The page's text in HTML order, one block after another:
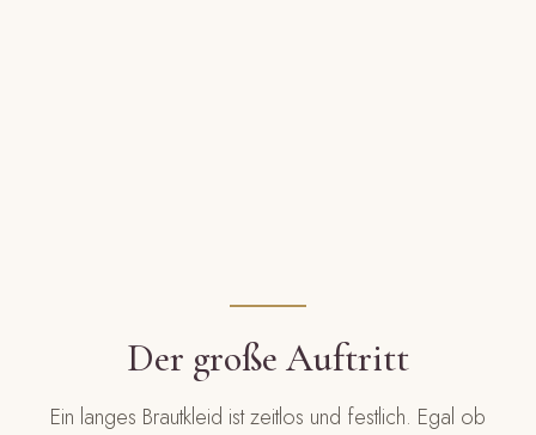
Der große Auftritt
Ein langes Brautkleid ist zeitlos und festlich. Egal ob